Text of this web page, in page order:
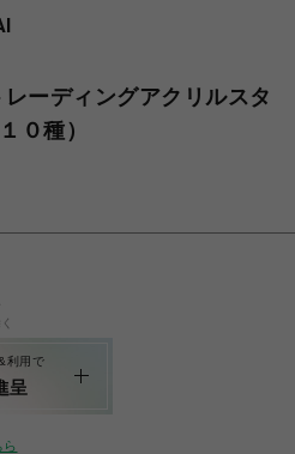
ーディングアクリルスタ
０種）
利用で
呈
ら